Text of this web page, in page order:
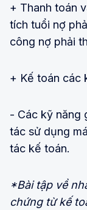
+ Thanh toán
tích tuổi nợ
công nợ phải
+ Kế toán các
- Các kỹ năng
tác sử dụng
tác kế toán.
*Bài tập về
chứng từ kế